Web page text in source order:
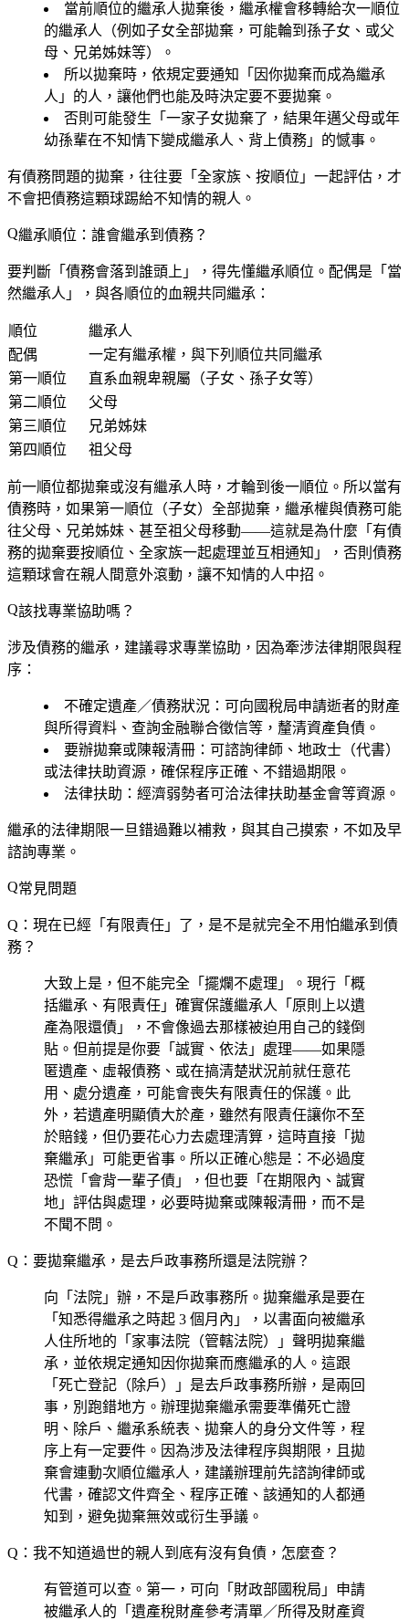
當前順位的繼承人拋棄後，繼承權會移轉給次一順位
的繼承人（例如子女全部拋棄，可能輪到孫子女、或父
母、兄弟姊妹等）。
所以拋棄時，依規定要通知「因你拋棄而成為繼承
人」的人，讓他們也能及時決定要不要拋棄。
否則可能發生「一家子女拋棄了，結果年邁父母或年
幼孫輩在不知情下變成繼承人、背上債務」的憾事。
有債務問題的拋棄，往往要「全家族、按順位」一起評估 ，才
不會把債務這顆球踢給不知情的親人。
繼承順位：誰會繼承到債務？
要判斷「債務會落到誰頭上」，得先懂繼承順位。配偶是「當
然繼承人」，與各順位的血親共同繼承：
順位
繼承人
配偶
一定有繼承權，與下列順位共同繼承
第一順位
直系血親卑親屬（子女、孫子女等）
第二順位
父母
第三順位
兄弟姊妹
第四順位
祖父母
前一順位都拋棄或沒有繼承人時，才輪到後一順位。所以當有
債務時，如果第一順位（子女）全部拋棄，繼承權與債務可能
往父母、兄弟姊妹、甚至祖父母移動——這就是為什麼「有債
務的拋棄要按順位、全家族一起處理並互相通知」，否則債務
這顆球會在親人間意外滾動，讓不知情的人中招。
該找專業協助嗎？
涉及債務的繼承，建議尋求專業協助，因為牽涉法律期限與程
序：
不確定遺產／債務狀況 ：可向國稅局申請逝者的財產
與所得資料、查詢金融聯合徵信等，釐清資產負債。
要辦拋棄或陳報清冊 ：可諮詢律師、地政士（代書）
或法律扶助資源，確保程序正確、不錯過期限。
法律扶助 ：經濟弱勢者可洽法律扶助基金會等資源。
繼承的法律期限一旦錯過難以補救，與其自己摸索，不如及早
諮詢專業。
常見問題
Q：現在已經「有限責任」了，是不是就完全不用怕繼承到債
務？
大致上是，但不能完全「擺爛不處理」。現行「概
括繼承、有限責任」確實保護繼承人「原則上以遺
產為限還債」，不會像過去那樣被迫用自己的錢倒
貼。但前提是你要「誠實、依法」處理——如果隱
匿遺產、虛報債務、或在搞清楚狀況前就任意花
用、處分遺產，可能會喪失有限責任的保護。此
外，若遺產明顯債大於產，雖然有限責任讓你不至
於賠錢，但仍要花心力去處理清算，這時直接「拋
棄繼承」可能更省事。所以正確心態是：不必過度
恐慌「會背一輩子債」，但也要「在期限內、誠實
地」評估與處理，必要時拋棄或陳報清冊，而不是
不聞不問。
Q：要拋棄繼承，是去戶政事務所還是法院辦？
向「法院」辦，不是戶政事務所。拋棄繼承是要在
「知悉得繼承之時起 3 個月內」，以書面向被繼承
人住所地的「家事法院（管轄法院）」聲明拋棄繼
承，並依規定通知因你拋棄而應繼承的人。這跟
「死亡登記（除戶）」是去戶政事務所辦，是兩回
事，別跑錯地方。辦理拋棄繼承需要準備死亡證
明、除戶、繼承系統表、拋棄人的身分文件等，程
序上有一定要件。因為涉及法律程序與期限，且拋
棄會連動次順位繼承人，建議辦理前先諮詢律師或
代書，確認文件齊全、程序正確、該通知的人都通
知到，避免拋棄無效或衍生爭議。
Q：我不知道過世的親人到底有沒有負債，怎麼查？
有管道可以查。第一，可向「財政部國稅局」申請
被繼承人的「遺產稅財產參考清單／所得及財產資